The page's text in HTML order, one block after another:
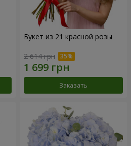
Букет из 21 красной розы
2 614 грн
Заказать